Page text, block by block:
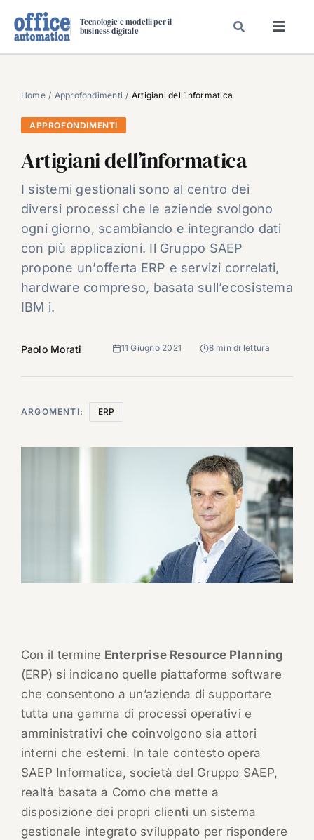
Tecnologie e modelli per il
business digitale
SPECIAL PAPER
TAVOLE ROTONDE DI REDAZIONE
CARRIERE
VIDEO
EVENTI
CHI SIAMO
Home Approfondimenti Artigiani dell’informatica
APPROFONDIMENTI
Artigiani dell’informatica
I sistemi gestionali sono al centro dei
diversi processi che le aziende svolgono
ogni giorno, scambiando e integrando dati
con più applicazioni. Il Gruppo SAEP
propone un’offerta ERP e servizi correlati,
hardware compreso, basata sull’ecosistema
IBM i.
Paolo Morati 11 Giugno 2021 8 min di lettura
ARGOMENTI: ERP
Con il termine Enterprise Resource Planning
(ERP) si indicano quelle piattaforme software
che consentono a un’azienda di supportare
tutta una gamma di processi operativi e
amministrativi che coinvolgono sia attori
interni che esterni. In tale contesto opera
SAEP Informatica, società del Gruppo SAEP,
realtà basata a Como che mette a
disposizione dei propri clienti un sistema
gestionale integrato sviluppato per rispondere